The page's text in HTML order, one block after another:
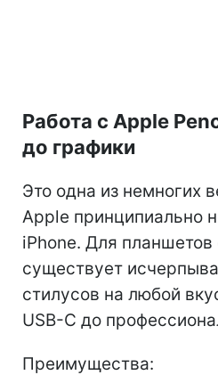
Работа с Apple
до графики
Это одна из немногих
Apple принципиально
iPhone. Для планшетов
существует
стилусов на любой
USB-C до
Преимущества: